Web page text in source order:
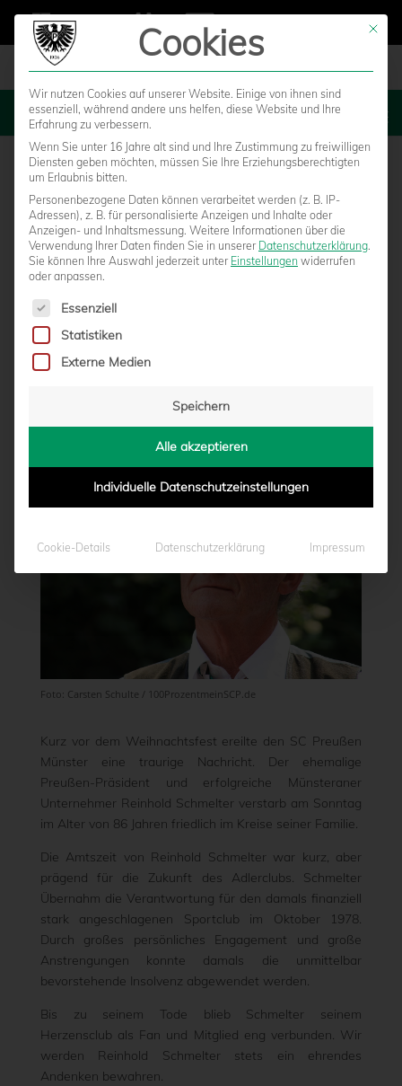
MENU
EHEMALIGER PREUSSEN-PRÄSIDENT R
vonMarcel Weskamp|21.12.2020 - 14:54
Foto: Carsten Schulte / 100ProzentmeinSCP.de
Kurz vor dem Weihnachtsfest ereilte den SC Preußen
Münster eine traurige Nachricht. Der ehemalige
Preußen-Präsident und erfolgreiche Münsteraner
Unternehmer Reinhold Schmelter verstarb am Sonntag
im Alter von 86 Jahren friedlich im Kreise seiner Familie.
Die Amtszeit von Reinhold Schmelter war kurz, aber
prägend für die Zukunft des Adlerclubs. Schmelter
Übernahm die Verantwortung für den damals finanziell
stark angeschlagenen Sportclub im Oktober 1978.
Durch großes persönliches Engagement und große
Anstrengungen konnte damals die unmittelbar
bevorstehende Insolvenz abgewendet werden.
Bis zu seinem Tode blieb Schmelter seinem
Herzensclub als Fan und Mitglied eng verbunden. Wir
werden Reinhold Schmelter stets ein ehrendes
Andenken bewahren.
Mit
Cookies
Wir nutzen Cookies auf unserer Website. Einige von ihnen sind
essenziell, während andere uns helfen, diese Website und Ihre
Erfahrung zu verbessern.
Wenn Sie unter 16 Jahre alt sind und Ihre Zustimmung zu freiwilligen
Diensten geben möchten, müssen Sie Ihre Erziehungsberechtigten
um Erlaubnis bitten.
Personenbezogene Daten können verarbeitet werden (z. B. IP-
Adressen), z. B. für personalisierte Anzeigen und Inhalte oder
Anzeigen- und Inhaltsmessung. Weitere Informationen über die
Verwendung Ihrer Daten finden Sie in unserer Datenschutzerklärung.
Sie können Ihre Auswahl jederzeit unter Einstellungen widerrufen
oder anpassen.
Es folgt eine Liste der Service-Gruppen, für die eine
Essenziell
Statistiken
Externe Medien
Speichern
Alle akzeptieren
Individuelle Datenschutzeinstellungen
Cookie-Details Datenschutzerklärung Impressum